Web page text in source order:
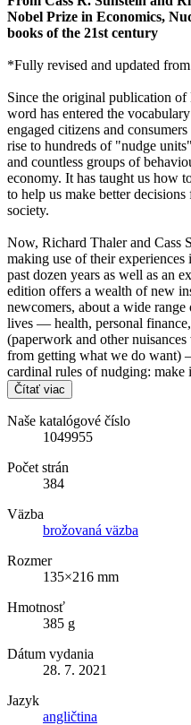
Nobel Prize in Economics,
books of the 21st century
*Fully revised and updated
Since the original publication of
word has entered the
engaged citizens and
rise to hundreds of "nudge
and countless groups of
economy. It has taught us how
to help us make better
society.
Now, Richard Thaler and Cass
making use of their
past dozen years as well as an
edition offers a wealth of new
newcomers, about a wide
lives — health, personal
(paperwork and other
from getting what we do
cardinal rules of nudging: make
Čítať viac
Naše katalógové číslo
1049955
Počet strán
384
Väzba
brožovaná väzba
Rozmer
135×216 mm
Hmotnosť
385 g
Dátum vydania
28. 7. 2021
Jazyk
angličtina